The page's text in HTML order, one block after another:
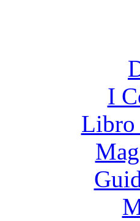
I
Libro